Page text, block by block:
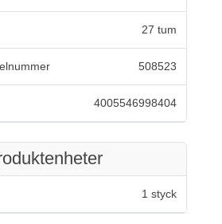
27 tum
508523
4005546998404
1 styck